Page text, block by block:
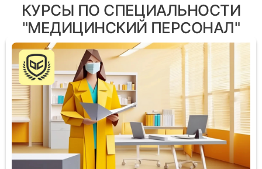
КУРСЫ ПО СПЕЦИАЛЬНОСТИ
"МЕДИЦИНСКИЙ ПЕРСОНАЛ"